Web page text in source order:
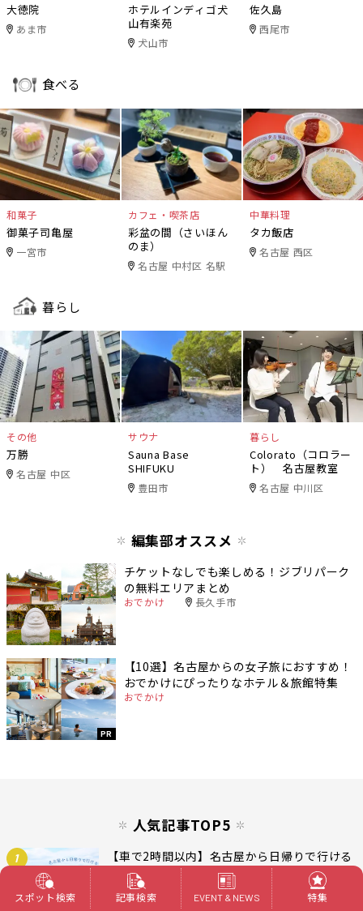
大徳院
あま市
ホテルインディゴ犬
山有楽苑
犬山市
佐久島
西尾市
食べる
和菓子
御菓子司亀屋
一宮市
カフェ・喫茶店
彩盆の間（さいほん
のま）
名古屋 中村区 名駅
中華料理
タカ飯店
名古屋 西区
暮らし
その他
万勝
名古屋 中区
サウナ
Sauna Base
SHIFUKU
豊田市
暮らし
Colorato（コロラー
ト） 名古屋教室
名古屋 中川区
編集部オススメ
チケットなしでも楽しめる！ジブリパーク
の無料エリアまとめ
おでかけ 長久手市
PR
【10選】名古屋からの女子旅におすすめ！
おでかけにぴったりなホテル＆旅館特集
おでかけ
人気記事TOP5
1
【車で2時間以内】名古屋から日帰りで行ける
おでかけエリア12選！
おでかけ
スポット検索 記事検索 EVENT & NEWS 特集